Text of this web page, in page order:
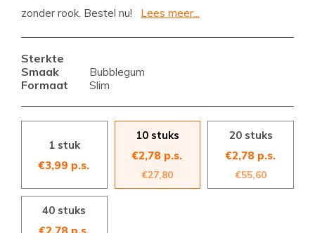
zonder rook. Bestel nu!
Lees meer...
Sterkte
Smaak
Bubblegum
Formaat Slim
1 stuk
€3,99 p.s.
10 stuks
€2,78 p.s.
€27,80
20 stuks
€2,78 p.s.
€55,60
40 stuks